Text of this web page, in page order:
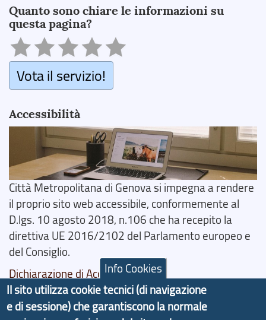
Quanto sono chiare le informazioni su
questa pagina?
Vota il servizio!
Accessibilità
Città Metropolitana di Genova si impegna a rendere
il proprio sito web accessibile, conformemente al
D.lgs. 10 agosto 2018, n.106 che ha recepito la
direttiva UE 2016/2102 del Parlamento europeo e
del Consiglio.
Dichiarazione di Accessibilità
Il progetto Aree Interne
Info Cookies
Il sito utilizza cookie tecnici (di navigazione
e di sessione) che garantiscono la normale